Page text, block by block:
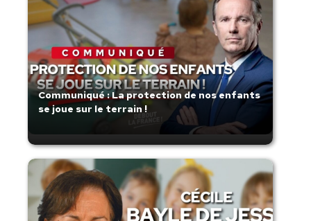
Communiqué : La protection de nos enfants
se joue sur le terrain !